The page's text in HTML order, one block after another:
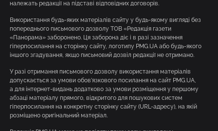
належать редакції на підставі відповідних договорів.
Використання будь-яких матеріалів сайту у будь-якому вигляді без
попереднього письмового дозволу ТОВ «Редакція газети
«Панорама» заборонено. Ця заборона діє і в разі зазначення
гіперпосилання на сторінку сайту, логотипу PMG.UA або будь-якого
іншого згадування, якщо письмовий дозвіл редакції не отримано.
У разі отримання письмового дозволу використання матеріалів
допускається за умови обов’язкового посилання на сайт PMG.UA,
а для інтернет-видань додатково за умови розміщення у першому
абзаці матеріалу прямого, відкритого для пошукових систем
гіперпосилання на конкретну сторінку сайту (URL-адресу), на якій
розміщено оригінальний матеріал.